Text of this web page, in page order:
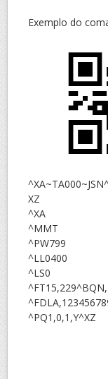
Exemplo do
XZ
^XA
^MMT
^PW799
^LL0400
^LS0
^PQ1,0,1,Y^XZ